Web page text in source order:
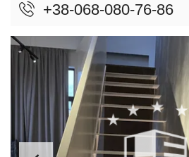
+38-068-080-76-86